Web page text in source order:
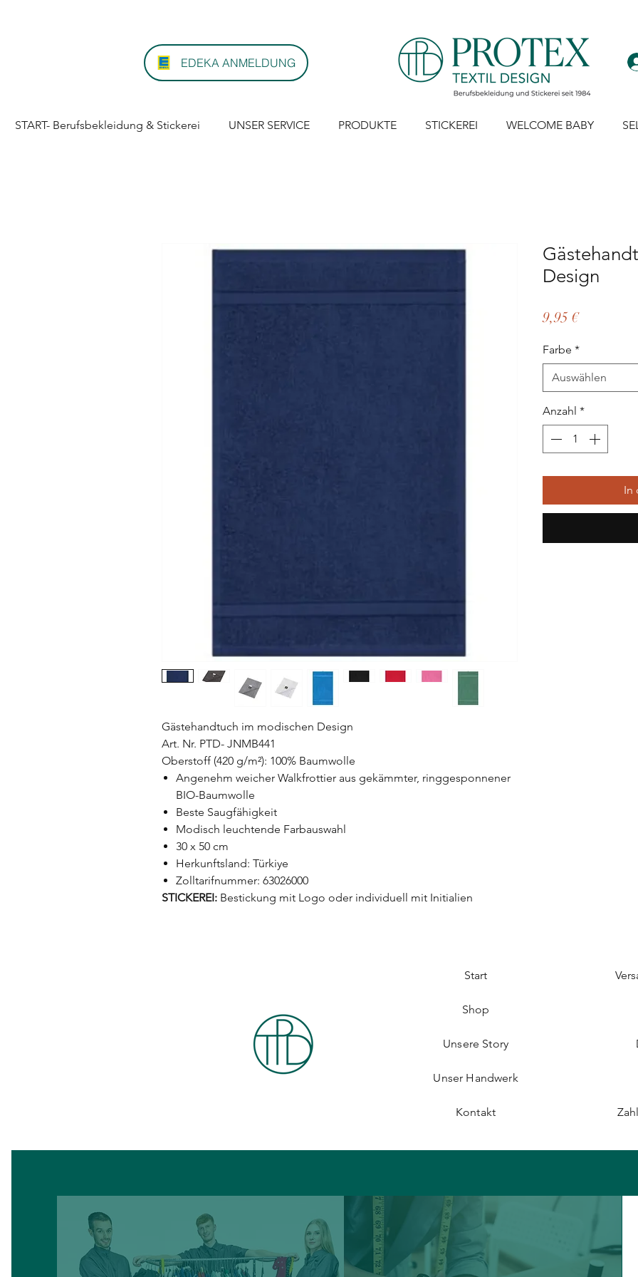
EDEKA ANMELDUNG
START- Berufsbekleidung & Stickerei UNSER SERVICE PRODUKTE STICKEREI WELCOME BABY
Gästehandtuch im modischen Design
Art. Nr. PTD- JNMB441
Oberstoff (420 g/m²): 100% Baumwolle
Angenehm weicher Walkfrottier aus gekämmter, ringgesponnener
BIO-Baumwolle
Beste Saugfähigkeit
Modisch leuchtende Farbauswahl
30 x 50 cm
Herkunftsland: Türkiye
Zolltarifnummer: 63026000
STICKEREI: Bestickung mit Logo oder individuell mit Initialien
Design
9,95 €Preis
Farbe *
Auswählen
Anzahl *
In
Start
Shop
Unsere Story
Unser Handwerk
Kontakt